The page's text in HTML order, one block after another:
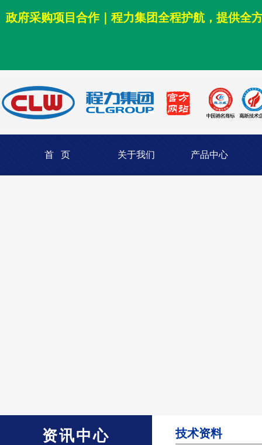
政府采购项目合作｜程力集团全程护航，提供全
首 页 关于我们 产品中心
资讯中心 技术资料